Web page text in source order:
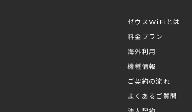
ゼウスWiFiとは
料金プラン
海外利用
機種情報
ご契約の流れ
よくあるご質問